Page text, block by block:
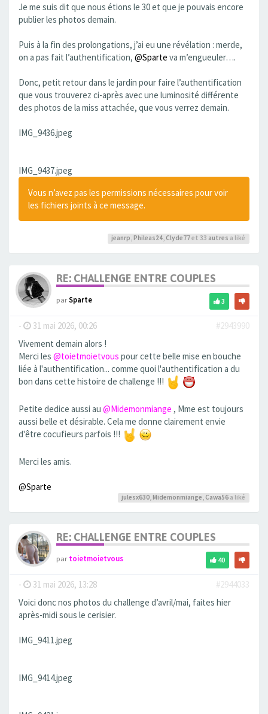
Je me suis dit que nous étions le 30 et que je pouvais encore
publier les photos demain.
Puis à la fin des prolongations, j’ai eu une révélation : merde,
on a pas fait l’authentification, @Sparte va m’engueuler….
Donc, petit retour dans le jardin pour faire l’authentification
que vous trouverez ci-après avec une luminosité différente
des photos de la miss attachée, que vous verrez demain.
IMG_9436.jpeg
IMG_9437.jpeg
Vous n’avez pas les permissions nécessaires pour voir
les fichiers joints à ce message.
jeanrp, Phileas24, Clyde77et 33 autres a liké
RE: CHALLENGE ENTRE COUPLES
parSparte 3
- 31 mai 2026, 00:26
#2943990
Vivement demain alors !
Merci les @toietmoietvous pour cette belle mise en bouche
liée à l'authentification... comme quoi l'authentification a du
bon dans cette histoire de challenge !!!
Petite dedice aussi au @Midemonmiange , Mme est toujours
aussi belle et désirable. Cela me donne clairement envie
d'être cocufieurs parfois !!!
Merci les amis.
@Sparte
julesx630, Midemonmiange, Cawa56 a liké
RE: CHALLENGE ENTRE COUPLES
partoietmoietvous 40
- 31 mai 2026, 13:28
#2944033
Voici donc nos photos du challenge d’avril/mai, faites hier
après-midi sous le cerisier.
IMG_9411.jpeg
IMG_9414.jpeg